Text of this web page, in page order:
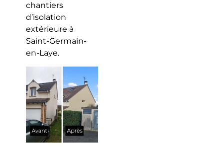
chantiers
d’isolation
extérieure à
Saint-Germain-
en-Laye.